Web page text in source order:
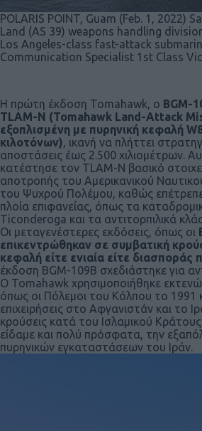
POLARIS POINT, Guam (Feb. 1, 2022)
Land (AS 39) weapons handling
Los Angeles-class fast-attack
Communication Specialist 1st Class
Η πρώτη έκδοση Tomahawk, ο BGM-
TLAM-N (Tomahawk Land-Attack
εξοπλισμένη με πυρηνική κεφαλή
κιλοτόνων), ικανή να πλήττει
αποστάσεις έως 2.500 χιλιομέτρων.
κατέστησε τον TLAM-N βασικό
αποτροπής του Αμερικανικού
του Ψυχρού Πολέμου, καθώς επέτρεπε
πλοία επιφανείας, όπως τα
Ticonderoga και τα αντιτορπιλικά
Οι μεταγενέστερες εκδόσεις, όπως οι
επικεντρώθηκαν σε συμβατική
κεφαλή είτε ενιαία είτε διασποράς
έκδοση BGM-109B σχεδιάστηκε για
Ο Tomahawk χρησιμοποιήθηκε
όπως οι Πόλεμοι του Κόλπου το 1991
επιχειρήσεις στο Αφγανιστάν και το
κρούσεις κατά του Ισλαμικού
είδαμε και πολύ πρόσφατα, την
πυρηνικών εγκαταστάσεων του Ιράν.